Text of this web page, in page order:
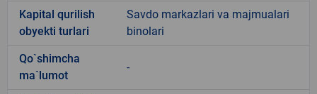
Kapital qurilish
obyekti turlari
Savdo markazlari va majmualari
binolari
Qo`shimcha
ma`lumot
-